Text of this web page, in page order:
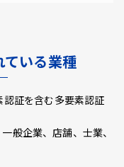
ている業種
証を含む多要素認証
般企業、店舗、士業、